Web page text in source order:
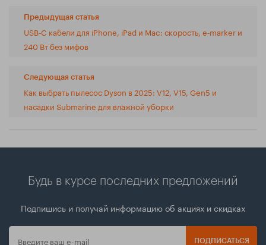
Предыдущая статья
USB‑C кабели для iPhone, iPad и Mac: скорость, e‑marker и
240 Вт без мифов
Следующая статья
Как выбрать пылесос Dyson в 2025: V12, V15, Gen5 и
насадки Submarine для влажной уборки
Будь в курсе последних предложений
Подпишись и получай информацию об акциях и скидках
ПОДПИСАТЬСЯ